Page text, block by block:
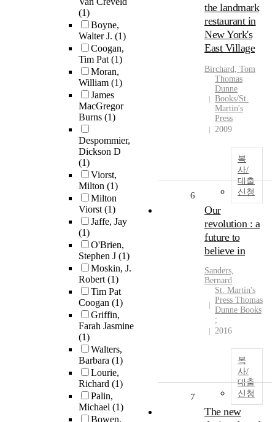
(1)
Boyne,
Walter J. (1)
Coogan,
Tim Pat(1)
Moran,
William (1)
James
MacGregor
Burns (1)
Despommier,
Dickson D
(1)
Viorst,
Milton (1)
Milton
Viorst(1)
Jaffe, Jay
(1)
O'Brien,
Stephen J (1)
Moskin, J.
Robert(1)
Tim Pat
Coogan (1)
Griffin,
Farah Jasmine
(1)
Walters,
Barbara (1)
Lourie,
Richard (1)
Palin,
Michael (1)
Bowen,
the landmark
restaurant in
New York's
East Village
Birchard, Tom
Thomas
Dunne
Books/St.
Martin's
Press
2009
복
사/
대출
신청
6
Our
revolution : a
future to
believe in
Sanders,
Bernard
St. Martin's
Press Thomas
Dunne Books
;
2016
복
사/
대출
신청
7
The new